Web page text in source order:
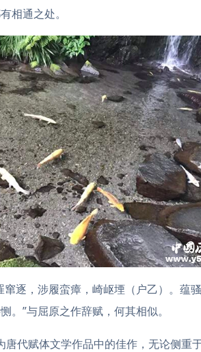
相通之处。
窜逐，涉履蛮瘴，崎岖堙（户乙）。蕴
。”与屈原之作辞赋，何其相似。
唐代赋体文学作品中的佳作，无论侧重